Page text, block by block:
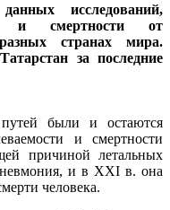
исследований,
и смертности от
странах мира.
за последние
были и остаются
и смертности
причиной летальных
и в XXI в. она
человека.